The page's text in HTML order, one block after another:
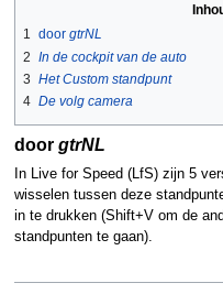
springen
springen
1 door gtrNL
2 In de cockpit van de auto
3 Het Custom standpunt
4 De volg camera
door gtrNL
In Live for Speed (LfS) zijn 5
wisselen tussen deze
in te drukken (Shift+V om de
standpunten te gaan).